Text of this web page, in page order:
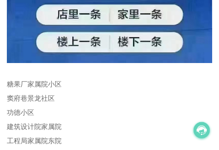
糖果厂家属院小区
窦府巷景龙社区
功德小区
建筑设计院家属院
工程局家属院东院